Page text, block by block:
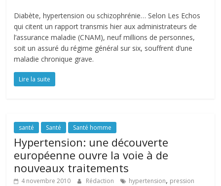
Diabète, hypertension ou schizophrénie… Selon Les Echos
qui citent un rapport transmis hier aux administrateurs de
l’assurance maladie (CNAM), neuf millions de personnes,
soit un assuré du régime général sur six, souffrent d’une
maladie chronique grave.
Lire la suite
santé Santé Santé homme
Hypertension: une découverte
européenne ouvre la voie à de
nouveaux traitements
4 novembre 2010 Rédaction hypertension, pression